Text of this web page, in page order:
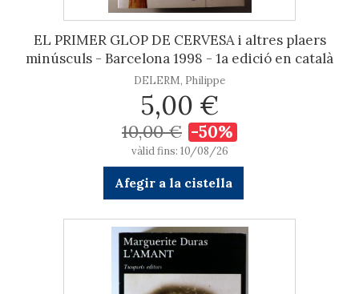
EL PRIMER GLOP DE CERVESA i altres plaers
minúsculs - Barcelona 1998 - 1a edició en català
DELERM, Philippe
5,00 €
10,00 € -50%
vàlid fins: 10/08/26
Afegir a la cistella